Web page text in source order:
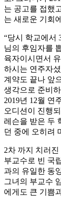
는 공고를 접했
는 새로운 기회
“당시 학교에서
님의 후임자를
육자이시면서
하시는 연주자
계약도 끝나 앞
생각으로 준비
2019년 12월 연
오디션이 진행
레슨을 받은 두
던 중에 오히려
2차 까지 치러진
부교수로 빈 국
과의 유일한 동
그녀의 부교수
에게도 큰 기쁨